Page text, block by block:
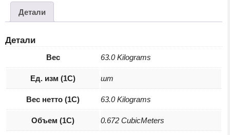
Детали
Детали
Вес 63.0 Kilograms
Ед. изм (1С) шт
Вес нетто (1С) 63.0 Kilograms
Объем (1С) 0.672 CubicMeters